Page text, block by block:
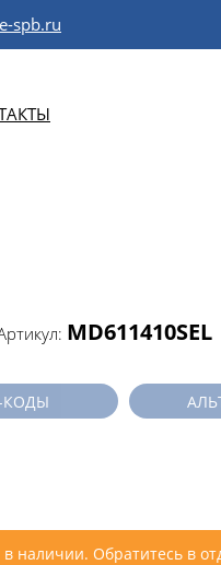
spb.ru
MD611410SEL
КОДЫ
наличии. Обратитесь в